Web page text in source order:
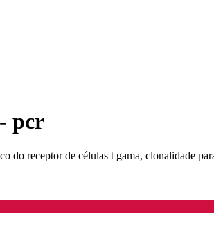
pcr
do receptor de células t gama, clonalidade